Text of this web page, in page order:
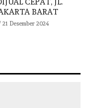
CEPAT, JL.
BARAT
21 Desember 2024